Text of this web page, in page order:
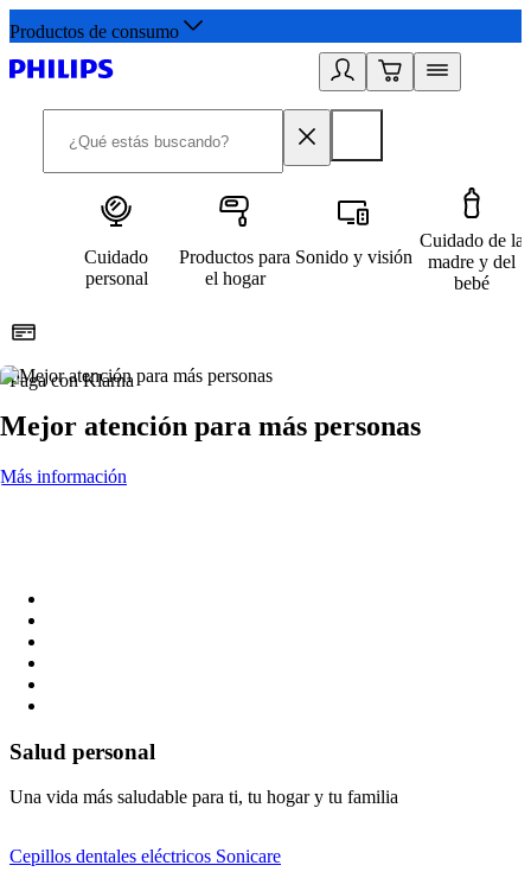
Productos de consumo
Cuidado
personal
Productos para
el hogar
Sonido y visión
Cuidado de la
madre y del
bebé
Paga con Klarna
Mejor atención para más personas
Más información
Salud personal
Una vida más saludable para ti, tu hogar y tu familia
Cepillos dentales eléctricos Sonicare